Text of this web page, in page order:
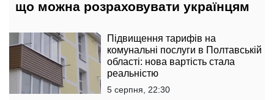
що можна розраховувати українцям
Підвищення тарифів на
комунальні послуги в Полтавській
області: нова вартість стала
реальністю
5 серпня, 22:30